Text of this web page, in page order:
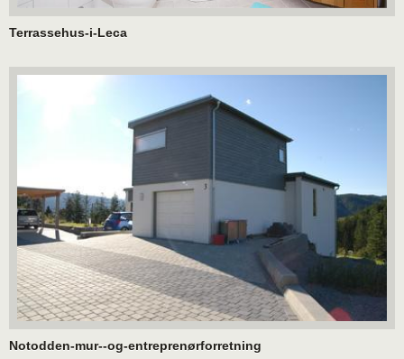
Terrassehus-i-Leca
Notodden-mur--og-entreprenørforretning